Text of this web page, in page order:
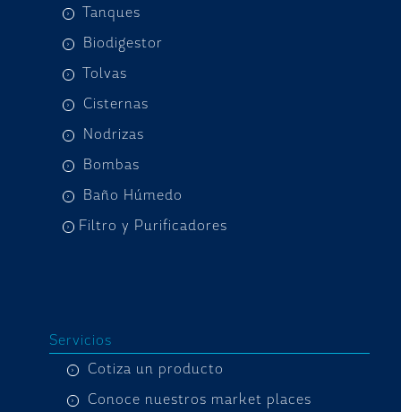
Tanques
Biodigestor
Tolvas
Cisternas
Nodrizas
Bombas
Baño Húmedo
Filtro y Purificadores
Servicios
Cotiza un producto
Conoce nuestros market places